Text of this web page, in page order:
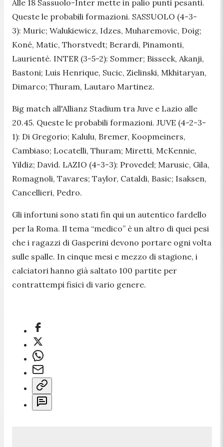
Alle 18 Sassuolo-Inter mette in palio punti pesanti.
Queste le probabili formazioni. SASSUOLO (4-3-
3): Muric; Walukiewicz, Idzes, Muharemovic, Doig;
Koné, Matic, Thorstvedt; Berardi, Pinamonti,
Laurienté. INTER (3-5-2): Sommer; Bisseck, Akanji,
Bastoni; Luis Henrique, Sucic, Zielinski, Mkhitaryan,
Dimarco; Thuram, Lautaro Martinez.
Big match all'Allianz Stadium tra Juve e Lazio alle
20.45. Queste le probabili formazioni. JUVE (4-2-3-
1): Di Gregorio; Kalulu, Bremer, Koopmeiners,
Cambiaso; Locatelli, Thuram; Miretti, McKennie,
Yildiz; David. LAZIO (4-3-3): Provedel; Marusic, Gila,
Romagnoli, Tavares; Taylor, Cataldi, Basic; Isaksen,
Cancellieri, Pedro.
Gli infortuni sono stati fin qui un autentico fardello
per la Roma. Il tema “medico” è un altro di quei pesi
che i ragazzi di Gasperini devono portare ogni volta
sulle spalle. In cinque mesi e mezzo di stagione, i
calciatori hanno già saltato 100 partite per
contrattempi fisici di vario genere.